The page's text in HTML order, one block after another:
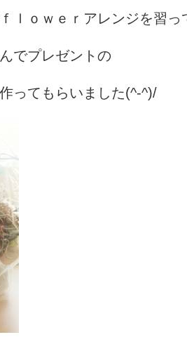
ｌｏｗｅｒアレンジを習っ
でプレゼントの
ってもらいました(^-^)/